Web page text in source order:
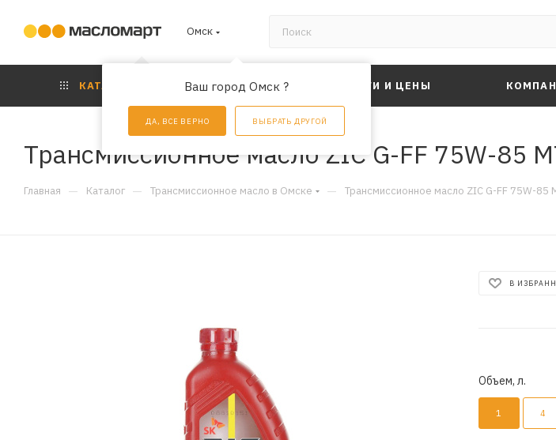
Омск
Ваш город Омск ?
ДА, ВСЕ ВЕРНО ВЫБРАТЬ ДРУГОЙ
КАТАЛОГ АКЦИИ УСЛУГИ И ЦЕНЫ
Трансмиссионное масло ZIC G-FF 75W-85
Главная — Каталог — Трансмиссионное масло в Омске — Трансмиссионное масло ZIC G-FF 75W-85
В
Объем, л.
1 4